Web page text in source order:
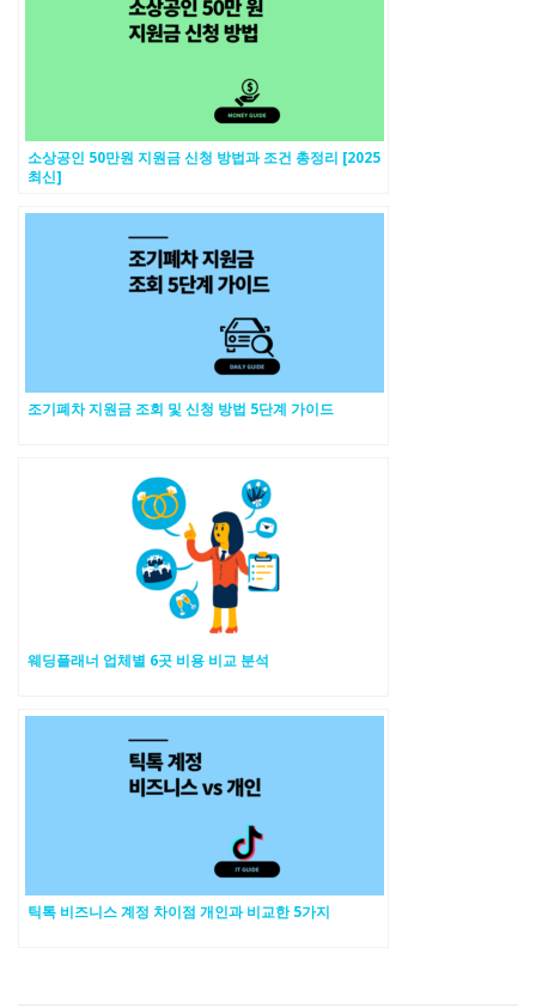
소상공인 50만원 지원금 신청 방법과 조건 총정리 [2025
최신]
조기폐차 지원금 조회 및 신청 방법 5단계 가이드
웨딩플래너 업체별 6곳 비용 비교 분석
틱톡 비즈니스 계정 차이점 개인과 비교한 5가지